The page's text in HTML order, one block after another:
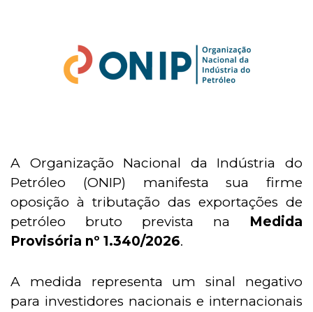
A Organização Nacional da Indústria do
Petróleo (ONIP) manifesta sua firme
oposição à tributação das exportações de
petróleo bruto prevista na Medida
Provisória nº 1.340/2026.
A medida representa um sinal negativo
para investidores nacionais e internacionais